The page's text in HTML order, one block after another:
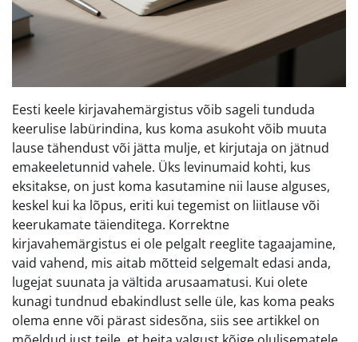
Eesti keele kirjavahemärgistus võib sageli tunduda
keerulise labürindina, kus koma asukoht võib muuta
lause tähendust või jätta mulje, et kirjutaja on jätnud
emakeeletunnid vahele. Üks levinumaid kohti, kus
eksitakse, on just koma kasutamine nii lause alguses,
keskel kui ka lõpus, eriti kui tegemist on liitlause või
keerukamate täienditega. Korrektne
kirjavahemärgistus ei ole pelgalt reeglite tagaajamine,
vaid vahend, mis aitab mõtteid selgemalt edasi anda,
lugejat suunata ja vältida arusaamatusi. Kui olete
kunagi tundnud ebakindlust selle üle, kas koma peaks
olema enne või pärast sidesõna, siis see artikkel on